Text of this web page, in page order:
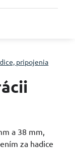
pripojenia
a 38 mm,
za hadice